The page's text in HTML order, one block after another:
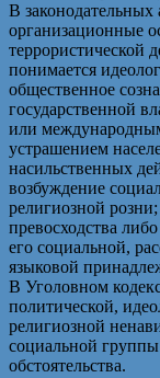
В законодательных
организационные
террористической
понимается
общественное
государственной
или
устрашением
насильственных
возбуждение
религиозной
превосходства
его социальной,
языковой
В Уголовном
политической,
религиозной
социальной группы
обстоятельства.